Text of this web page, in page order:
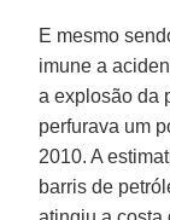
E mesmo
imune a
a explosão da
perfurava um
2010. A
barris de